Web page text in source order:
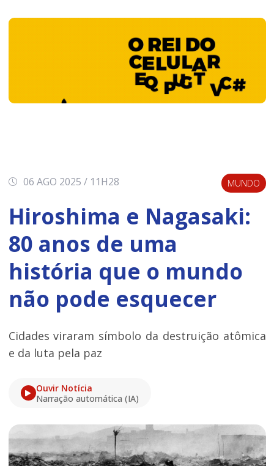
06 AGO 2025 / 11H28 MUNDO
Hiroshima e Nagasaki:
80 anos de uma
história que o mundo
não pode esquecer
Cidades viraram símbolo da destruição atômica
e da luta pela paz
Ouvir Notícia
Narração automática (IA)